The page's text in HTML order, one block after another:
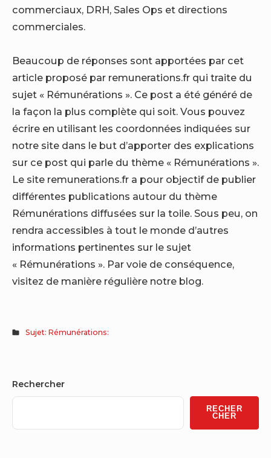
commerciaux, DRH, Sales Ops et directions
commerciales.
Beaucoup de réponses sont apportées par cet
article proposé par remunerations.fr qui traite du
sujet « Rémunérations ». Ce post a été généré de
la façon la plus complète qui soit. Vous pouvez
écrire en utilisant les coordonnées indiquées sur
notre site dans le but d’apporter des explications
sur ce post qui parle du thème « Rémunérations ».
Le site remunerations.fr a pour objectif de publier
différentes publications autour du thème
Rémunérations diffusées sur la toile. Sous peu, on
rendra accessibles à tout le monde d’autres
informations pertinentes sur le sujet
« Rémunérations ». Par voie de conséquence,
visitez de manière régulière notre blog.
Sujet: Rémunérations:
Sidebar
Widget
Area
Rechercher
RECHER
CHER